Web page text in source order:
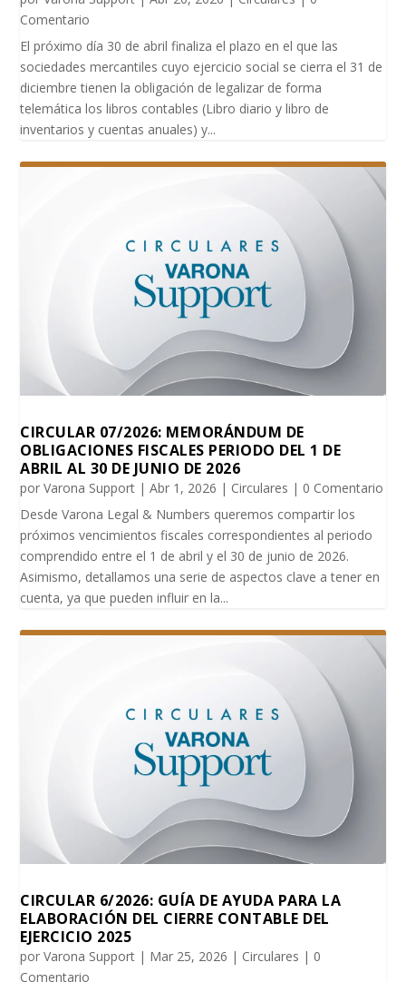
Comentario
El próximo día 30 de abril finaliza el plazo en el que las
sociedades mercantiles cuyo ejercicio social se cierra el 31 de
diciembre tienen la obligación de legalizar de forma
telemática los libros contables (Libro diario y libro de
inventarios y cuentas anuales) y...
CIRCULAR 07/2026: MEMORÁNDUM DE
OBLIGACIONES FISCALES PERIODO DEL 1 DE
ABRIL AL 30 DE JUNIO DE 2026
porVarona Support |Abr 1, 2026 | Circulares | 0 Comentario
Desde Varona Legal & Numbers queremos compartir los
próximos vencimientos fiscales correspondientes al periodo
comprendido entre el 1 de abril y el 30 de junio de 2026.
Asimismo, detallamos una serie de aspectos clave a tener en
cuenta, ya que pueden influir en la...
CIRCULAR 6/2026: GUÍA DE AYUDA PARA LA
ELABORACIÓN DEL CIERRE CONTABLE DEL
EJERCICIO 2025
porVarona Support | Mar 25, 2026 | Circulares | 0
Comentario